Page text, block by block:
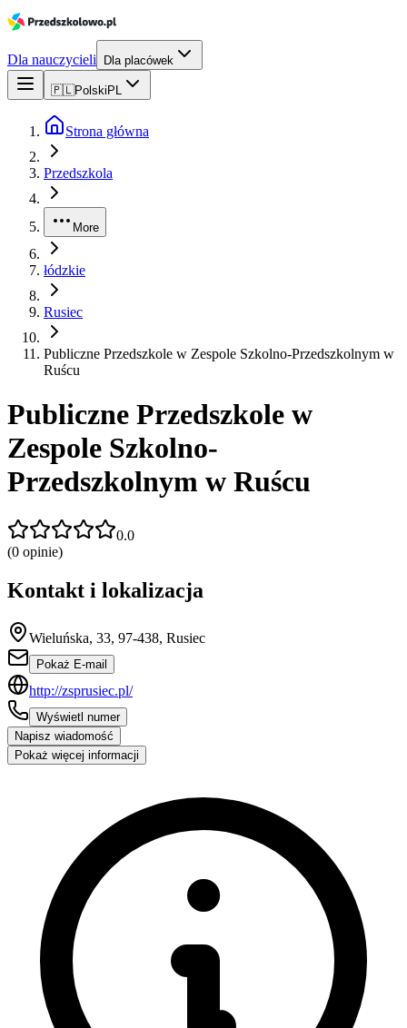
Dla nauczycieli Dla placówek
🇵🇱Polski PL
Strona główna
Przedszkola
More
łódzkie
Rusiec
Publiczne Przedszkole w Zespole Szkolno-Przedszkolnym w
Ruścu
Publiczne Przedszkole w
Zespole Szkolno-
Przedszkolnym w Ruścu
0.0
(0 opinie)
Kontakt i lokalizacja
Wieluńska, 33, 97-438, Rusiec
Pokaż E-mail
http://zsprusiec.pl/
Wyświetl numer
Napisz wiadomość
Pokaż więcej informacji